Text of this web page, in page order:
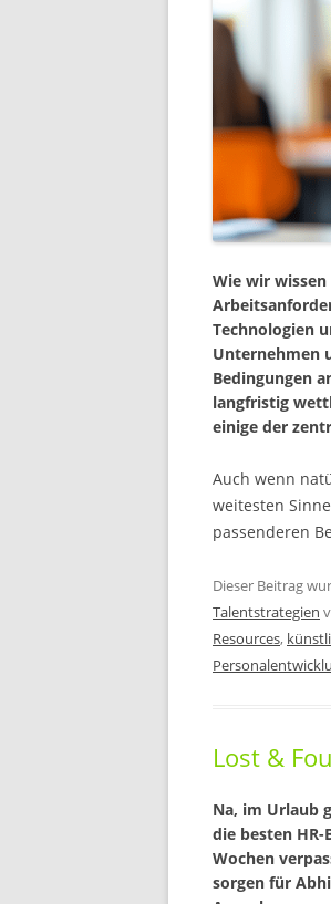
Wie wir
Technologien
Unternehmen
Bedingungen
langfristig
einige der
Auch wenn
weitesten
passenderen
Dieser Beitrag
Talentstrategien
Resources,
Lost &
Na, im Urlaub
die besten
Wochen
sorgen für